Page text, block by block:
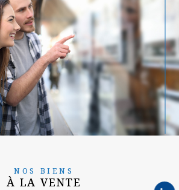
NOS BIENS
À LA VENTE